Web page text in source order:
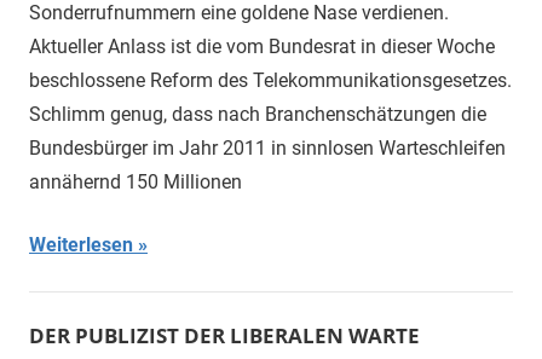
Sonderrufnummern eine goldene Nase verdienen.
Aktueller Anlass ist die vom Bundesrat in dieser Woche
beschlossene Reform des Telekommunikationsgesetzes.
Schlimm genug, dass nach Branchenschätzungen die
Bundesbürger im Jahr 2011 in sinnlosen Warteschleifen
annähernd 150 Millionen
Weiterlesen
DER PUBLIZIST DER LIBERALEN WARTE